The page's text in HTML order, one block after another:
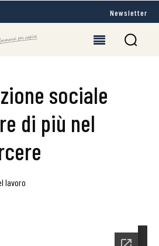
Newsletter
sociale
di più nel
lavoro